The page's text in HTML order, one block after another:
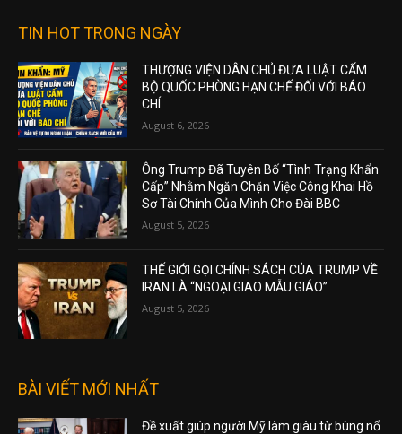
TIN HOT TRONG NGÀY
THƯỢNG VIỆN DÂN CHỦ ĐƯA LUẬT CẤM
BỘ QUỐC PHÒNG HẠN CHẾ ĐỐI VỚI BÁO
CHÍ
August 6, 2026
Ông Trump Đã Tuyên Bố “Tình Trạng Khẩn
Cấp” Nhằm Ngăn Chặn Việc Công Khai Hồ
Sơ Tài Chính Của Mình Cho Đài BBC
August 5, 2026
THẾ GIỚI GỌI CHÍNH SÁCH CỦA TRUMP VỀ
IRAN LÀ “NGOẠI GIAO MẪU GIÁO”
August 5, 2026
BÀI VIẾT MỚI NHẤT
Đề xuất giúp người Mỹ làm giàu từ bùng nổ